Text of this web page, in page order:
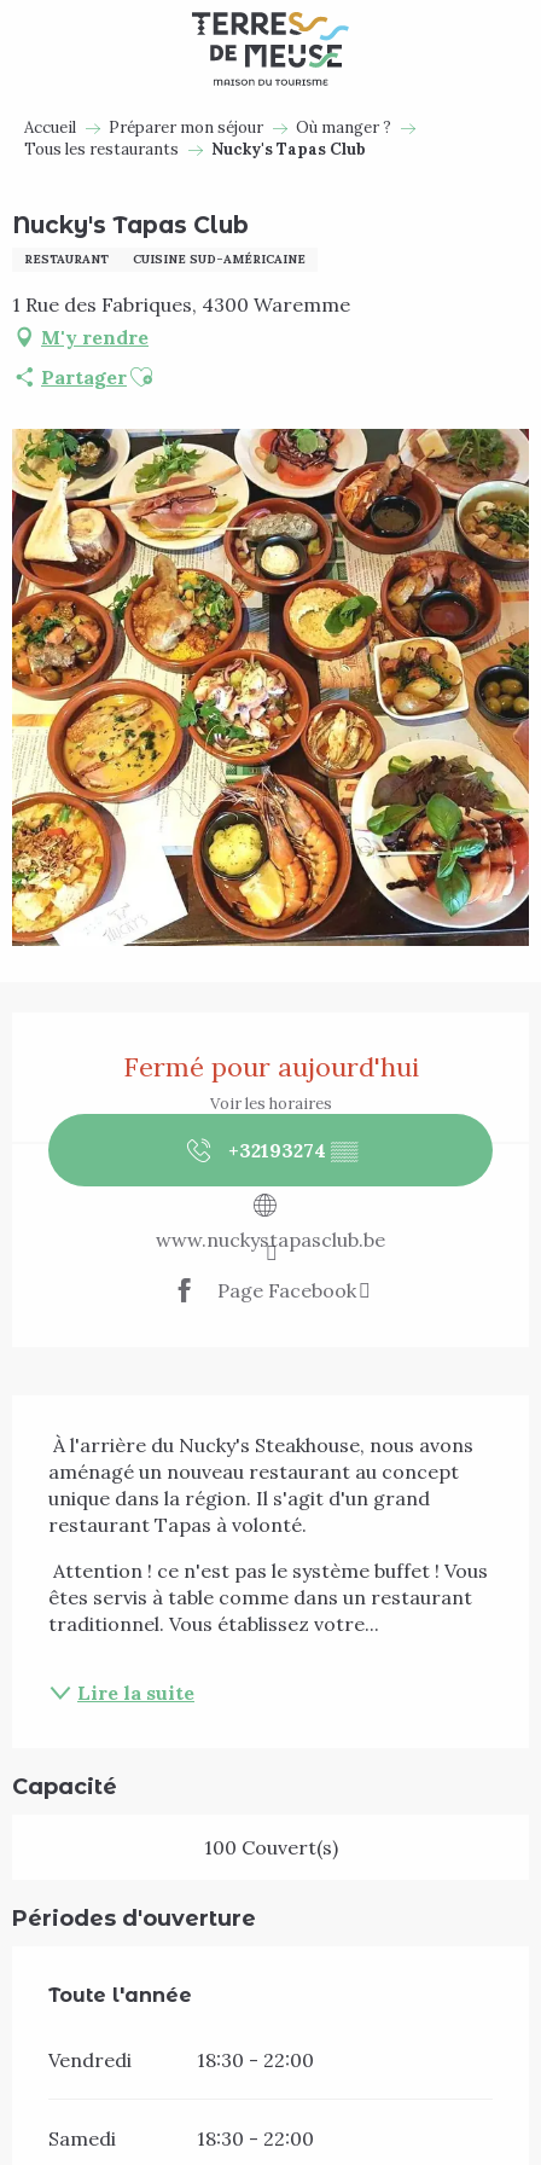
Accueil Préparer mon séjour
Où manger ?
Tous les restaurants
Nucky's Tapas Club
Nucky's Tapas Club
RESTAURANT CUISINE SUD-AMÉRICAINE
1 Rue des Fabriques, 4300 Waremme
M'y rendre
PartagerAjouter aux favoris
Fermé pour aujourd'hui
Voir les horaires
+32193274 ▒▒
www.nuckystapasclub.be
Page Facebook
aménagé un nouveau restaurant au concept
unique dans la région. Il s'agit d'un grand
restaurant Tapas à volonté.
êtes servis à table comme dans un restaurant
traditionnel. Vous établissez votre...
Lire la suite
Capacité
100 Couvert(s)
Périodes d'ouverture
Toute l'année
Toute l'année
Vendredi 18:30 - 22:00
Samedi 18:30 - 22:00